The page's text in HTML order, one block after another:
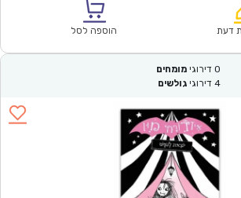
₪61.00.
דעת הוספה לסל
0 דירוגי מומחים
4 דירוגי גולשים